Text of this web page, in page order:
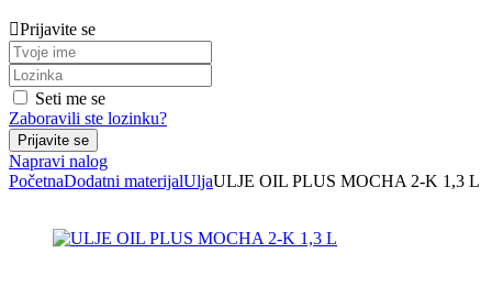
Prijavite se
Seti me se
Zaboravili ste lozinku?
Napravi nalog
PočetnaDodatni materijalUljaULJE OIL PLUS MOCHA 2-K 1,3 L